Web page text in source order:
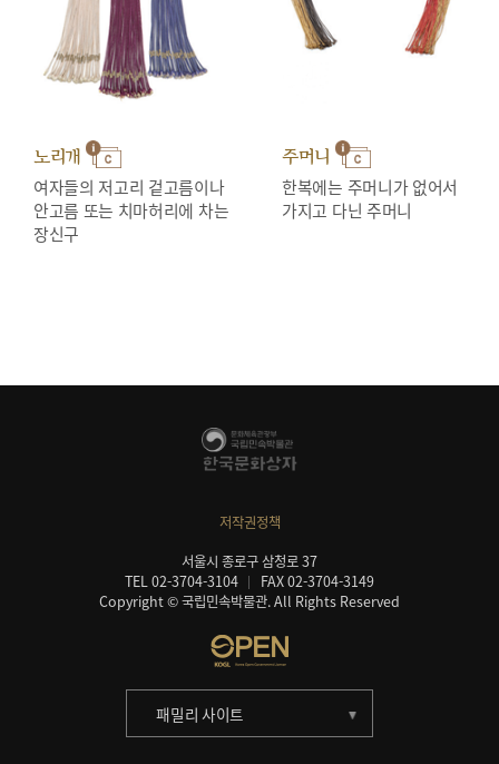
노리개
여자들의 저고리 겉고름이나
안고름 또는 치마허리에 차는
장신구
주머니
한복에는 주머니가 없어서
가지고 다닌 주머니
저작권정책
서울시 종로구 삼청로 37
TEL 02-3704-3104
FAX 02-3704-3149
Copyright © 국립민속박물관. All Rights Reserved
패밀리 사이트